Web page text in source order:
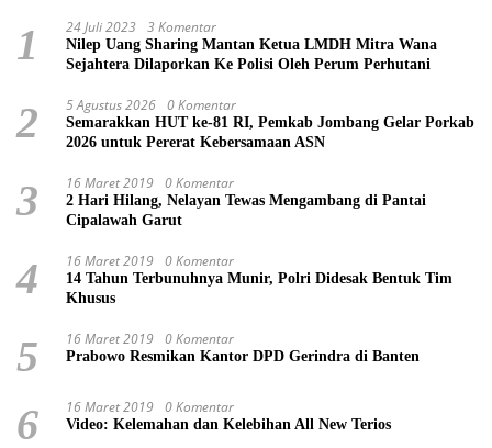
1 24 Juli 2023 3 Komentar
Nilep Uang Sharing Mantan Ketua LMDH Mitra Wana
Sejahtera Dilaporkan Ke Polisi Oleh Perum Perhutani
2 5 Agustus 2026 0 Komentar
Semarakkan HUT ke-81 RI, Pemkab Jombang Gelar Porkab
2026 untuk Pererat Kebersamaan ASN
3 16 Maret 2019 0 Komentar
2 Hari Hilang, Nelayan Tewas Mengambang di Pantai
Cipalawah Garut
4 16 Maret 2019 0 Komentar
14 Tahun Terbunuhnya Munir, Polri Didesak Bentuk Tim
Khusus
5 16 Maret 2019 0 Komentar
Prabowo Resmikan Kantor DPD Gerindra di Banten
6 16 Maret 2019 0 Komentar
Video: Kelemahan dan Kelebihan All New Terios